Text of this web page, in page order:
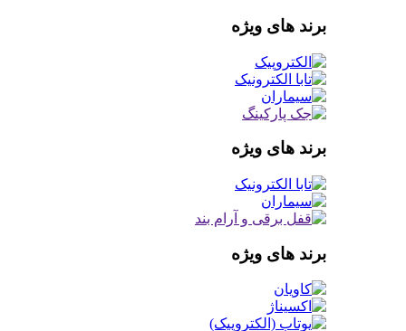
برند های ویژه
برند های ویژه
برند های ویژه